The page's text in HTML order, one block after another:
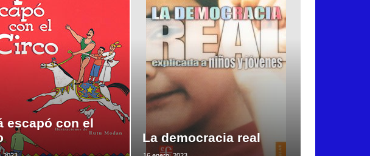
escapó con el
La democracia real